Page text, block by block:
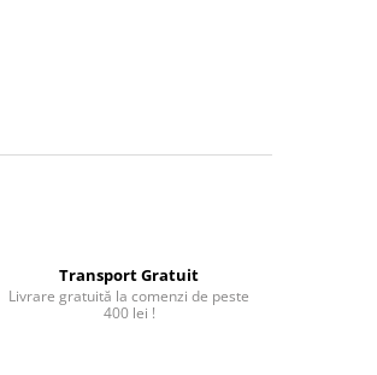
Transport Gratuit
Livrare gratuită la comenzi de peste
400 lei !